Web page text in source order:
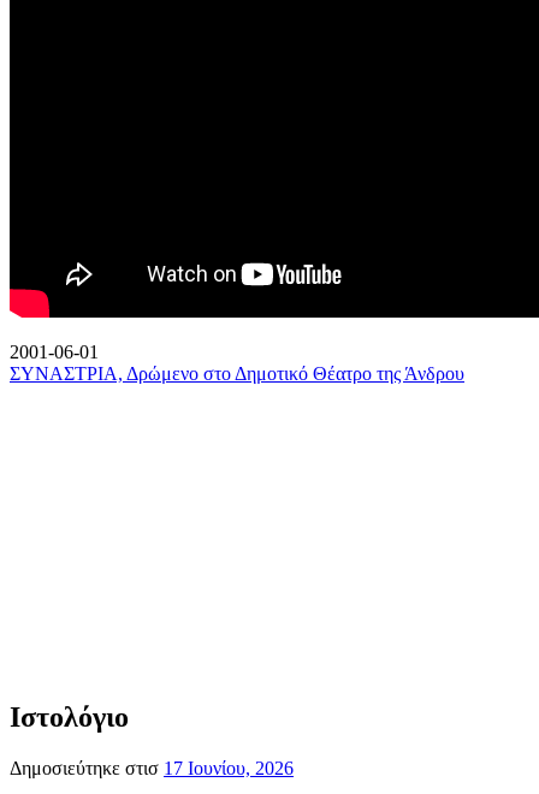
2001-06-01
ΣΥΝΑΣΤΡΙΑ, Δρώμενο στο Δημοτικό Θέατρο της Άνδρου
Ιστολόγιο
Δημοσιεύτηκε στισ 17 Ιουνίου, 2026